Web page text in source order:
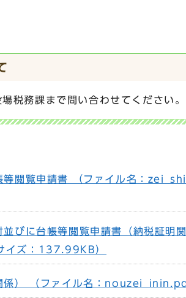
税務課まで問い合わせてください。
等閲覧申請書 （ファイル名：
並びに台帳等閲覧申請書（納税証明
ズ：137.99KB）
係） （ファイル名：